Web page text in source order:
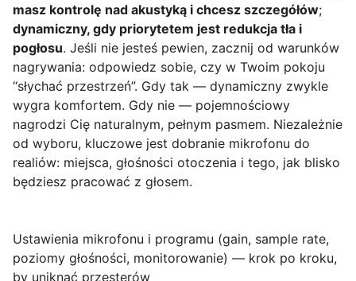
masz kontrolę nad akustyką i chcesz szczegółów;
dynamiczny, gdy priorytetem jest redukcja tła i
pogłosu. Jeśli nie jesteś pewien, zacznij od warunków
nagrywania: odpowiedz sobie, czy w Twoim pokoju
“słychać przestrzeń”. Gdy tak — dynamiczny zwykle
wygra komfortem. Gdy nie — pojemnościowy
nagrodzi Cię naturalnym, pełnym pasmem. Niezależnie
od wyboru, kluczowe jest dobranie mikrofonu do
realiów: miejsca, głośności otoczenia i tego, jak blisko
będziesz pracować z głosem.
Ustawienia mikrofonu i programu (gain, sample rate,
poziomy głośności, monitorowanie) — krok po kroku,
by uniknąć przesterów